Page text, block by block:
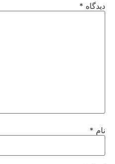
دیدگاه *
نام *